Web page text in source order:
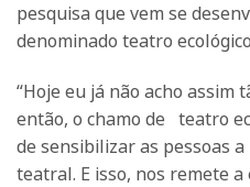
pesquisa que vem se
denominado teatro
“Hoje eu já não acho assim
então, o chamo de teatro
de sensibilizar as pessoas
teatral. E isso, nos remete